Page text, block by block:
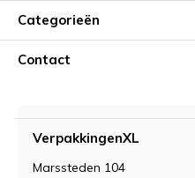
Categorieën
Contact
VerpakkingenXL
Marssteden 104